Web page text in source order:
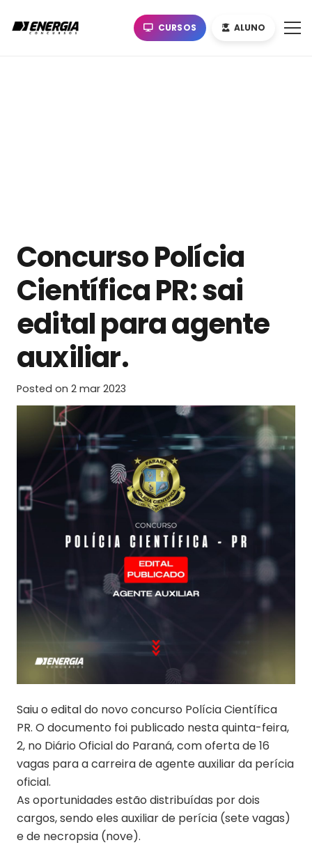
CURSOS ALUNO
Concurso Polícia
Científica PR: sai
edital para agente
auxiliar.
Posted on 2 mar 2023
Saiu o edital do novo concurso Polícia Científica
PR. O documento foi publicado nesta quinta-feira,
2, no Diário Oficial do Paraná, com oferta de 16
vagas para a carreira de agente auxiliar da perícia
oficial.
As oportunidades estão distribuídas por dois
cargos, sendo eles auxiliar de perícia (sete vagas)
e de necropsia (nove).